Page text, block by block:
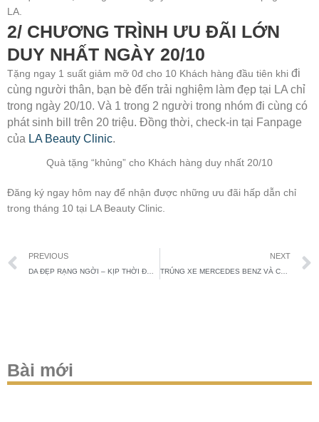
LA.
2/ CHƯƠNG TRÌNH ƯU ĐÃI LỚN
DUY NHẤT NGÀY 20/10
Tặng ngay 1 suất giảm mỡ 0đ cho 10 Khách hàng đầu tiên khi đi
cùng người thân, bạn bè đến trải nghiệm làm đẹp tại LA chỉ
trong ngày 20/10. Và 1 trong 2 người trong nhóm đi cùng có
phát sinh bill trên 20 triệu. Đồng thời, check-in tại Fanpage
của LA Beauty Clinic.
Quà tặng “khủng” cho Khách hàng duy nhất 20/10
Đăng ký ngay hôm nay để nhận được những ưu đãi hấp dẫn chỉ
trong tháng 10 tại LA Beauty Clinic.
Prev
PREVIOUS NEXT
TRÚNG XE MERCEDES BENZ VÀ CÁC PHẦN QUÀ TO MỖI THÁNG KHI LÀM THERMAGE FLX
Bài mới